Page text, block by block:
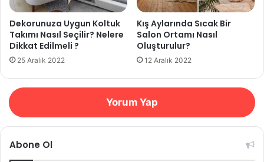
Dekorunuza Uygun Koltuk
Takımı Nasıl Seçilir? Nelere
Dikkat Edilmeli ?
25 Aralık 2022
Kış Aylarında Sıcak Bir
Salon Ortamı Nasıl
Oluşturulur?
12 Aralık 2022
Yorum Yap
Abone Ol